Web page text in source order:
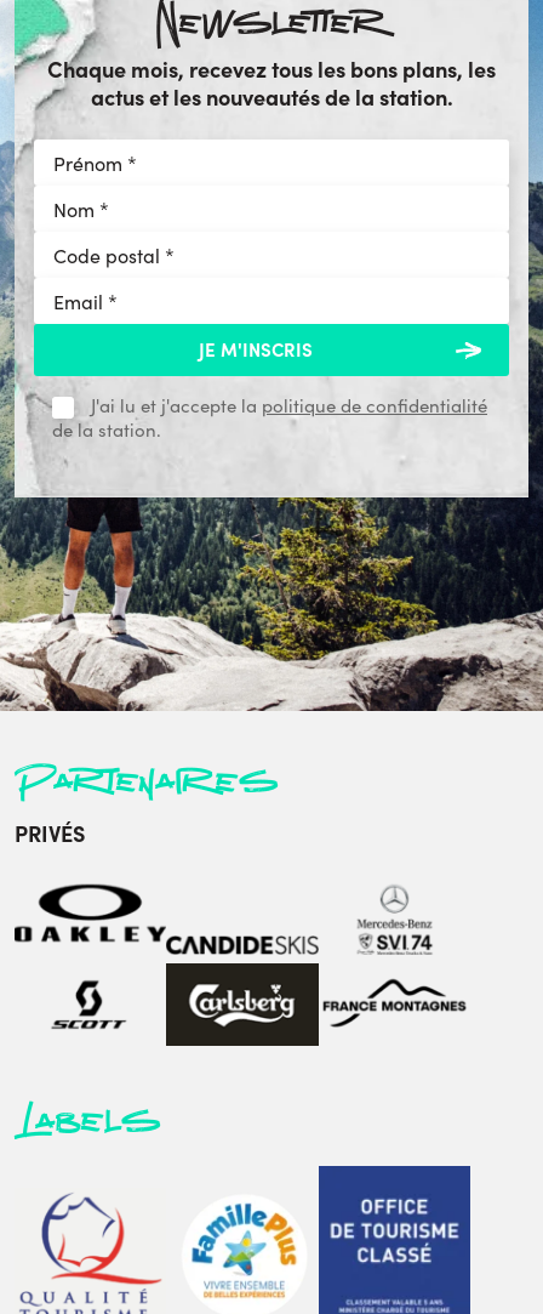
Newsletter
Chaque mois, recevez tous les bons plans, les
actus et les nouveautés de la station.
J'ai lu et j'accepte la politique de confidentialité
de la station.
Partenaires
PRIVÉS
Labels